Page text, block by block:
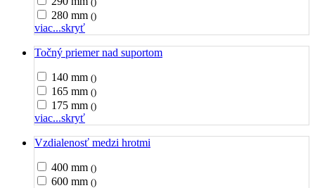
280 mm ()
viac...skryť
Točný priemer nad suportom
140 mm ()
165 mm ()
175 mm ()
viac...skryť
Vzdialenosť medzi hrotmi
400 mm ()
600 mm ()